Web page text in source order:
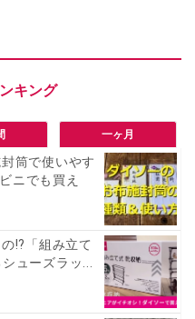
一ヶ月
筒で使いやす
ニでも買え
!?「組み立て
ューズラッ...